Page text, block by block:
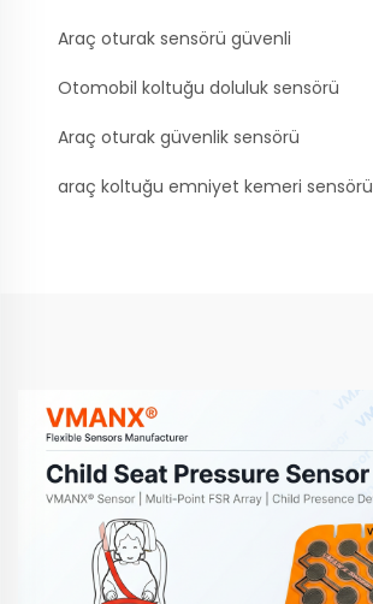
Araç oturak sensörü güvenli
Otomobil koltuğu doluluk sensörü
Araç oturak güvenlik sensörü
araç koltuğu emniyet kemeri sensörü